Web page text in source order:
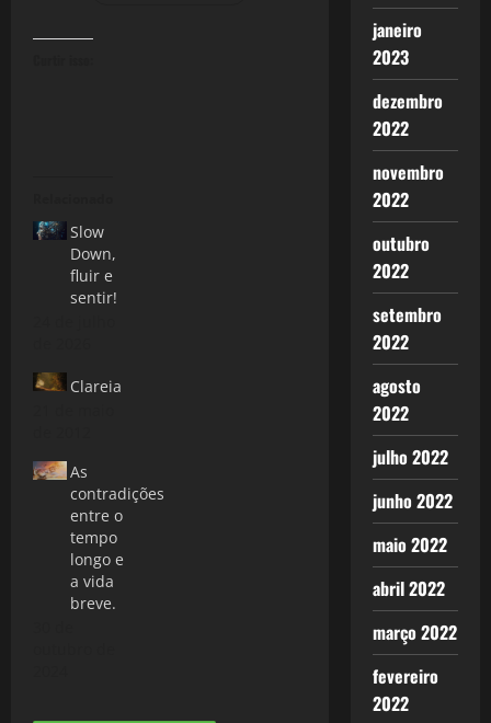
Slow
Down,
fluir e
sentir!
Clareia
As
contradições
entre o
tempo
longo e
a vida
breve.
janeiro
2023
dezembro
2022
novembro
2022
outubro
2022
setembro
2022
agosto
2022
julho 2022
junho 2022
maio 2022
abril 2022
março 2022
fevereiro
2022